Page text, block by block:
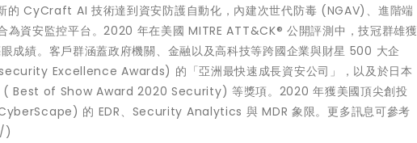
的 CyCraft AI 技術達到資安防護自動化，內建次世代防毒 (NGAV)、進階端
資安監控平台。2020 年在美國 MITRE ATT&CK® 公開評測中，技冠群雄獲
成績。客戶群涵蓋政府機關、金融以及高科技等跨國企業與財星 500 大企
Excellence Awards) 的「亞洲最快速成長資安公司」，以及於日本
Best of Show Award 2020 Security) 等獎項。2020 年獲美國頂尖創投
的 EDR、Security Analytics 與 MDR 象限。更多訊息可參考
)